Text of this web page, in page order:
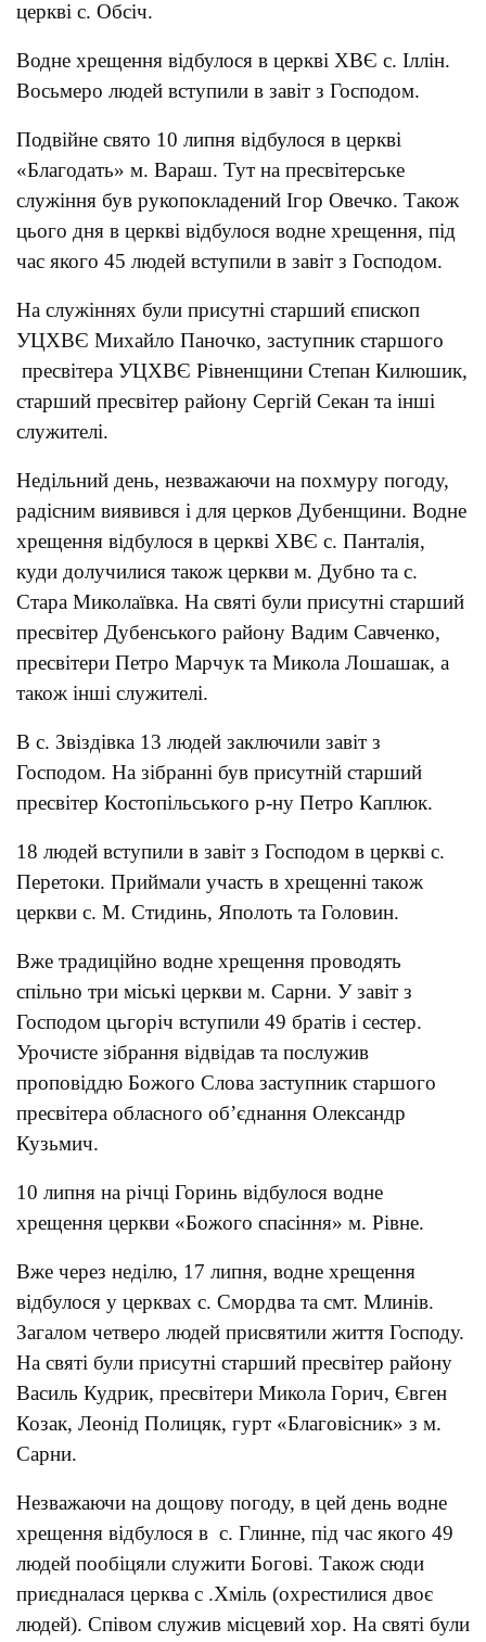
церкві с. Обсіч.
Водне хрещення відбулося в церкві ХВЄ с. Іллін.
Восьмеро людей вступили в завіт з Господом.
Подвійне свято 10 липня відбулося в церкві
«Благодать» м. Вараш. Тут на пресвітерське
служіння був рукопокладений Ігор Овечко. Також
цього дня в церкві відбулося водне хрещення, під
час якого 45 людей вступили в завіт з Господом.
На служіннях були присутні старший єпископ
УЦХВЄ Михайло Паночко, заступник старшого
пресвітера УЦХВЄ Рівненщини Степан Килюшик,
старший пресвітер району Сергій Секан та інші
служителі.
Недільний день, незважаючи на похмуру погоду,
радісним виявився і для церков Дубенщини. Водне
хрещення відбулося в церкві ХВЄ с. Панталія,
куди долучилися також церкви м. Дубно та с.
Стара Миколаївка. На святі були присутні старший
пресвітер Дубенського району Вадим Савченко,
пресвітери Петро Марчук та Микола Лошашак, а
також інші служителі.
В с. Звіздівка 13 людей заключили завіт з
Господом. На зібранні був присутній старший
пресвітер Костопільського р-ну Петро Каплюк.
18 людей вступили в завіт з Господом в церкві с.
Перетоки. Приймали участь в хрещенні також
церкви с. М. Стидинь, Яполоть та Головин.
Вже традиційно водне хрещення проводять
спільно три міські церкви м. Сарни. У завіт з
Господом цьгоріч вступили 49 братів і сестер.
Урочисте зібрання відвідав та послужив
проповіддю Божого Слова заступник старшого
пресвітера обласного об’єднання Олександр
Кузьмич.
10 липня на річці Горинь відбулося водне
хрещення церкви «Божого спасіння» м. Рівне.
Вже через неділю, 17 липня, водне хрещення
відбулося у церквах с. Смордва та смт. Млинів.
Загалом четверо людей присвятили життя Господу.
На святі були присутні старший пресвітер району
Василь Кудрик, пресвітери Микола Горич, Євген
Козак, Леонід Полицяк, гурт «Благовісник» з м.
Сарни.
Незважаючи на дощову погоду, в цей день водне
хрещення відбулося в с. Глинне, під час якого 49
людей пообіцяли служити Богові. Також сюди
приєдналася церква с .Хміль (охрестилися двоє
людей). Співом служив місцевий хор. На святі були